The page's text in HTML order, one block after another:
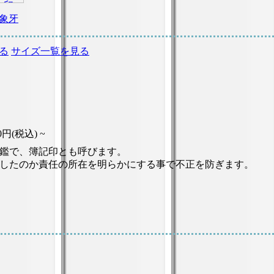
牙
サイズ一覧を見る
円(税込) ~
で、簿記印とも呼びます。
たのか責任の所在を明らかにする事で不正を防ぎます。